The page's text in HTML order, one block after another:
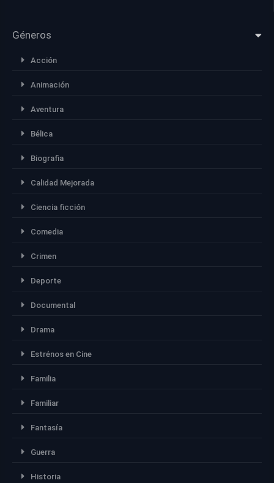
Géneros
Acción
Animación
Aventura
Bélica
Biografia
Calidad Mejorada
Ciencia ficción
Comedia
Crimen
Deporte
Documental
Drama
Estrénos en Cine
Familia
Familiar
Fantasía
Guerra
Historia